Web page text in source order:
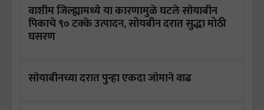
वाशीम जिल्ह्यामध्ये या कारणामुळे घटले सोयाबीन
पिकाचे ९० टक्के उत्पादन, सोयबीन दरात सुद्धा मोठी
घसरण
सोयाबीनच्या दरात पुन्हा एकदा जोमाने वाढ